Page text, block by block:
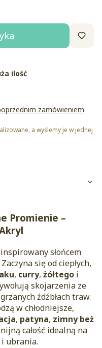
ilość
zamówieniem
a wyślemy je w jednej
Promienie –
słońcem
się od ciepłych,
, curry, żółtego i
skojarzenia ze
źdźbłach traw.
w chłodniejsze,
, patyna, zimny beż
całość idealną na
ubrania.